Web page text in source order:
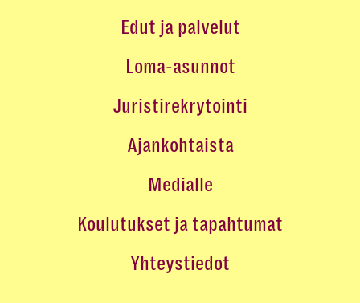
Edut ja palvelut
Loma-asunnot
Juristirekrytointi
Ajankohtaista
Medialle
Koulutukset ja tapahtumat
Yhteystiedot